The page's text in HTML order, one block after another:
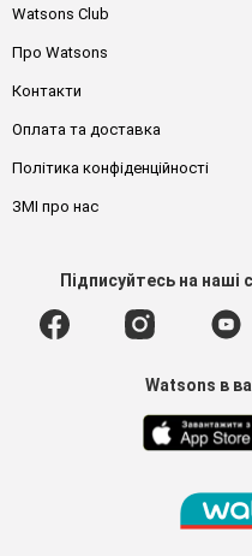
Watsons Club
Про Watsons
Контакти
Оплата та доставка
Політика конфіденційності
ЗМІ про нас
Підписуйтесьна наші
Watsons в